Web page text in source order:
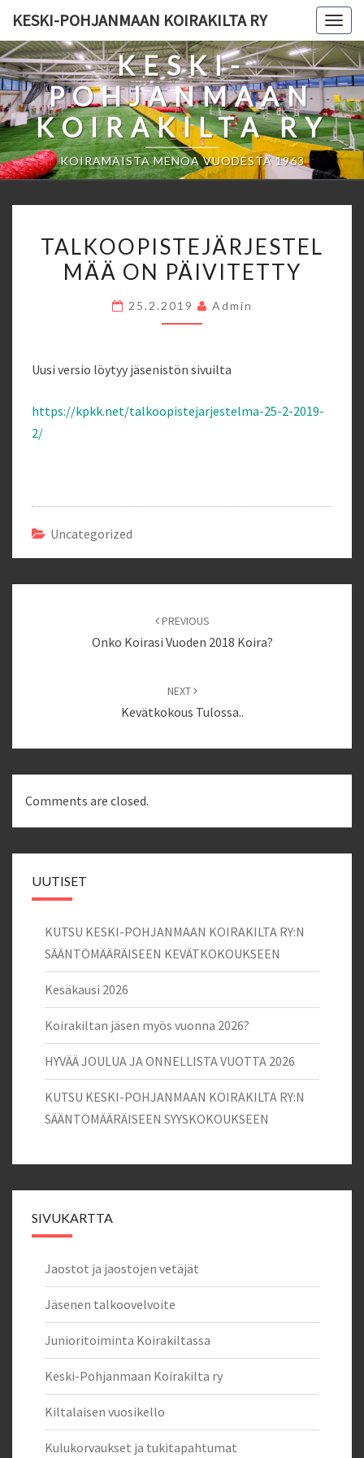
content
KESKI-POHJANMAAN KOIRAKILTA RY
KESKI-
POHJANMAAN
KOIRAKILTA RY
KOIRAMAISTA MENOA VUODESTA 1963
ON
PÄIVITETTY
TALKOOPISTEJÄRJESTEL
MÄÄ ON PÄIVITETTY
25.2.2019 Admin
Uusi versio löytyy jäsenistön sivuilta
https://kpkk.net/talkoopistejarjestelma-25-2-2019-
2/
Uncategorized
PREVIOUS
Onko Koirasi Vuoden 2018 Koira?
NEXT
Kevätkokous Tulossa..
Comments are closed.
UUTISET
KUTSU KESKI-POHJANMAAN KOIRAKILTA RY:N
SÄÄNTÖMÄÄRÄISEEN KEVÄTKOKOUKSEEN
Kesäkausi 2026
Koirakiltan jäsen myös vuonna 2026?
HYVÄÄ JOULUA JA ONNELLISTA VUOTTA 2026
KUTSU KESKI-POHJANMAAN KOIRAKILTA RY:N
SÄÄNTÖMÄÄRÄISEEN SYYSKOKOUKSEEN
SIVUKARTTA
Jaostot ja jaostojen vetäjät
Jäsenen talkoovelvoite
Junioritoiminta Koirakiltassa
Keski-Pohjanmaan Koirakilta ry
Kiltalaisen vuosikello
Kulukorvaukset ja tukitapahtumat